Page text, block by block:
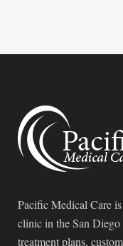
Pacific Medical Care
clinic in the San
treatment plans,